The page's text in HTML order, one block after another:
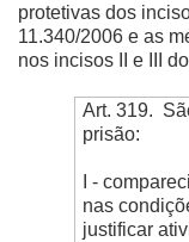
protetivas dos
11.340/2006 e as
nos incisos II e III
Art. 319.
prisão:
I -
nas
justificar